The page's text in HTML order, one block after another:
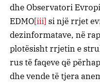
dhe Observatori
EDMO[iii] si një rrjet
dezinformatave, në
plotësisht rrjetin e
rus të faqeve që
dhe vende të tjera